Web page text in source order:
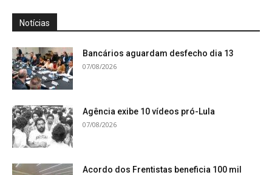
Notícias
Bancários aguardam desfecho dia 13
07/08/2026
Agência exibe 10 vídeos pró-Lula
07/08/2026
Acordo dos Frentistas beneficia 100 mil